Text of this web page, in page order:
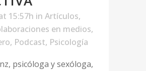
15:57h in Artículos,
en medios,
, Podcast, Psicología
psicóloga y sexóloga,